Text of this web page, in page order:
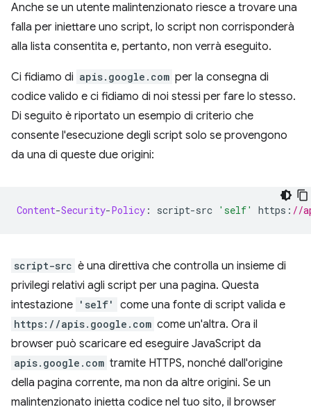
Anche se un utente malintenzionato riesce a trovare una
falla per iniettare uno script, lo script non corrisponderà
alla lista consentita e, pertanto, non verrà eseguito.
Ci fidiamo di apis.google.com per la consegna di
codice valido e ci fidiamo di noi stessi per fare lo stesso.
Di seguito è riportato un esempio di criterio che
consente l'esecuzione degli script solo se provengono
da una di queste due origini:
Content-Security-Policy : script-src 'self' https : //
script-src è una direttiva che controlla un insieme di
privilegi relativi agli script per una pagina. Questa
intestazione 'self' come una fonte di script valida e
https://apis.google.com come un'altra. Ora il
browser può scaricare ed eseguire JavaScript da
apis.google.com tramite HTTPS, nonché dall'origine
della pagina corrente, ma non da altre origini. Se un
malintenzionato inietta codice nel tuo sito, il browser